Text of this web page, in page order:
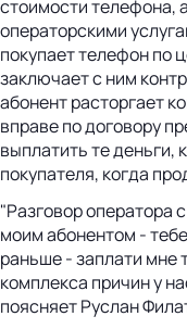
стоимости телефона,
операторскими
покупает телефон по
заключает с ним
абонент расторгает
вправе по договору
выплатить те деньги,
покупателя, когда
"Разговор оператора
моим абонентом -
раньше - заплати мне
комплекса причин у
поясняет Руслан